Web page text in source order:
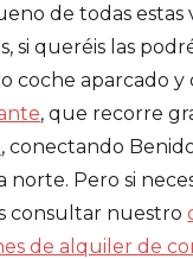
de todas estas
si queréis las
coche aparcado y
, que recorre
, conectando
norte. Pero si
consultar nuestro
de alquiler de